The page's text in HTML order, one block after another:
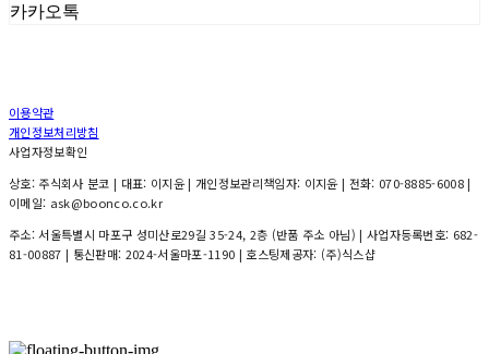
카카오톡
이용약관
개인정보처리방침
사업자정보확인
상호: 주식회사 분코 | 대표: 이지윤 | 개인정보관리책임자: 이지윤 | 전화: 070-8885-6008 |
이메일: ask@boonco.co.kr
주소: 서울특별시 마포구 성미산로29길 35-24, 2층 (반품 주소 아님) | 사업자등록번호: 682-
81-00887 | 통신판매: 2024-서울마포-1190 | 호스팅제공자: (주)식스샵